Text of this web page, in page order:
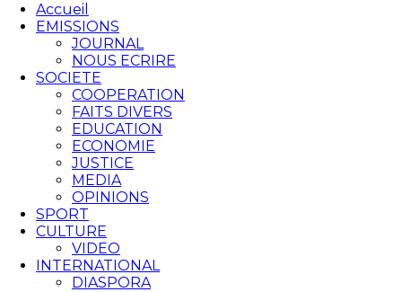
Accueil
EMISSIONS
JOURNAL
NOUS ECRIRE
SOCIETE
COOPERATION
FAITS DIVERS
EDUCATION
ECONOMIE
JUSTICE
MEDIA
OPINIONS
SPORT
CULTURE
VIDEO
INTERNATIONAL
DIASPORA